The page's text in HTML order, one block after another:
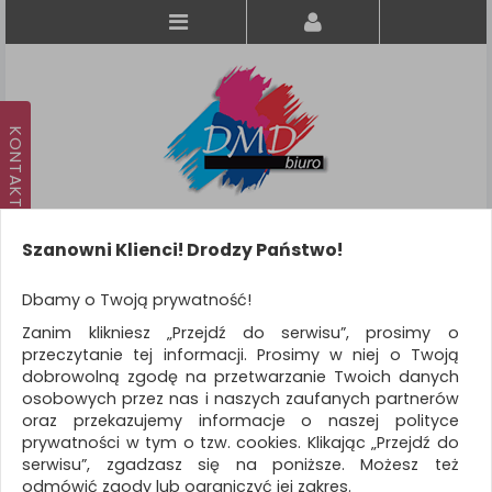
KATEGORIE
WSZYSTKIE KATEGORIE
FILTRY
Więcej
Szanowni Klienci! Drodzy Państwo!
Dbamy o Twoją prywatność!
Zanim klikniesz „Przejdź do serwisu”, prosimy o
przeczytanie tej informacji. Prosimy w niej o Twoją
dobrowolną zgodę na przetwarzanie Twoich danych
osobowych przez nas i naszych zaufanych partnerów
oraz przekazujemy informacje o naszej polityce
prywatności w tym o tzw. cookies. Klikając „Przejdź do
serwisu”, zgadzasz się na poniższe. Możesz też
odmówić zgody lub ograniczyć jej zakres.